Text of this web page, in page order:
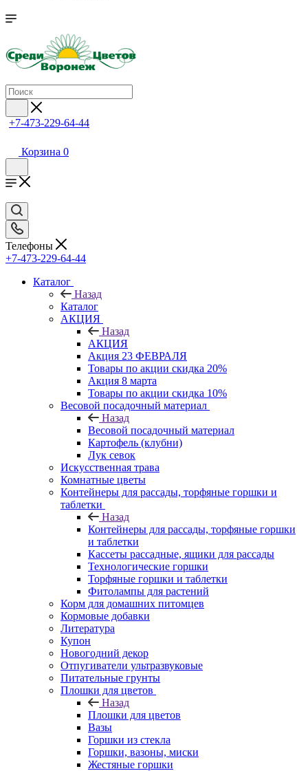
+7-473-229-64-44
Корзина 0
Телефоны
+7-473-229-64-44
Каталог
Назад
Каталог
АКЦИЯ
Назад
АКЦИЯ
Акция 23 ФЕВРАЛЯ
Товары по акции скидка 20%
Акция 8 марта
Товары по акции скидка 10%
Весовой посадочный материал
Назад
Весовой посадочный материал
Картофель (клубни)
Лук севок
Искусственная трава
Комнатные цветы
Контейнеры для рассады, торфяные горшки и
таблетки
Назад
Контейнеры для рассады, торфяные горшки
и таблетки
Кассеты рассадные, ящики для рассады
Технологические горшки
Торфяные горшки и таблетки
Фитолампы для растений
Корм для домашних питомцев
Кормовые добавки
Литература
Купон
Новогодний декор
Отпугиватели ультразвуковые
Питательные грунты
Плошки для цветов
Назад
Плошки для цветов
Вазы
Горшки из стекла
Горшки, вазоны, миски
Жестяные горшки